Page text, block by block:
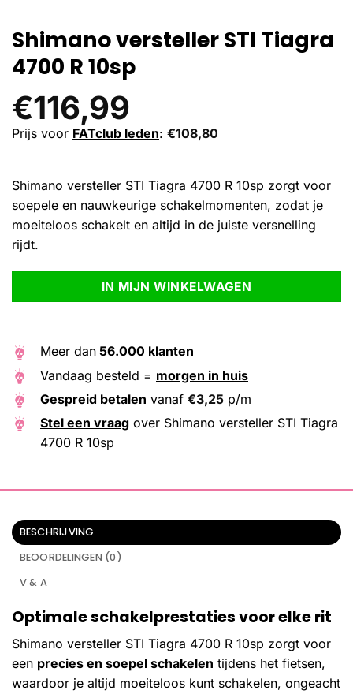
Shimano versteller STI Tiagra
4700 R 10sp
€116,99
Prijs voor FATclub leden: €108,80
Shimano versteller STI Tiagra 4700 R 10sp zorgt voor
soepele en nauwkeurige schakelmomenten, zodat je
moeiteloos schakelt en altijd in de juiste versnelling
rijdt.
IN MIJN WINKELWAGEN
Meer dan 56.000 klanten
Vandaag besteld = morgen in huis
Gespreid betalen vanaf €3,25 p/m
Stel een vraag over Shimano versteller STI Tiagra
4700 R 10sp
BESCHRIJVING
BEOORDELINGEN (0)
V & A
Optimale schakelprestaties voor elke rit
Shimano versteller STI Tiagra 4700 R 10sp zorgt voor
een precies en soepel schakelen tijdens het fietsen,
waardoor je altijd moeiteloos kunt schakelen, ongeacht